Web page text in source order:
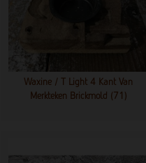
Waxine / T Light 4 Kant Van
Merkteken Brickmold (71)